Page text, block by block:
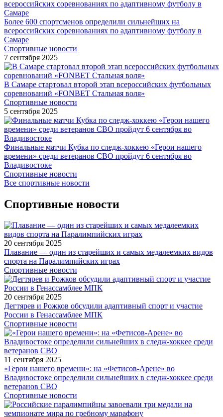
Более 600 спортсменов определили сильнейших на
всероссийских соревнованиях по адаптивному футболу в
Самаре
Спортивные новости
7 сентября 2025
В Самаре стартовал второй этап всероссийских футбольных
соревнований «FONBET Стальная воля»
Спортивные новости
5 сентября 2025
Финальные матчи Кубка по следж-хоккею «Герои нашего
времени» среди ветеранов СВО пройдут 6 сентября во
Владивостоке
Спортивные новости
Все спортивные новости
Спортивные новости
20 сентября 2025
Плавание — один из старейших и самых медалеемких видов
спорта на Паралимпийских играх
Спортивные новости
20 сентября 2025
Дегтярев и Рожков обсудили адаптивный спорт и участие
России в Генассамблее МПК
Спортивные новости
11 сентября 2025
«Герои нашего времени»: на «Фетисов-Арене» во
Владивостоке определили сильнейших в следж-хоккее среди
ветеранов СВО
Спортивные новости